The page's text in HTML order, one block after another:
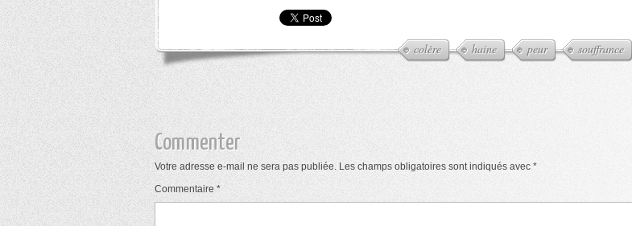
colère haine peur souffrance
Commenter
Votre adresse e-mail ne sera pas publiée. Les champs obligatoires sont indiqués avec *
Commentaire *